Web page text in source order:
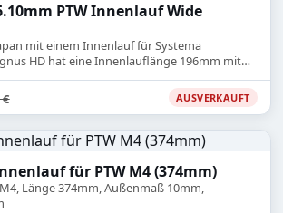
PTW Innenlauf Wide
mit einem Innenlauf für Systema
HD hat eine Innenlauflänge 196mm mit
€ AUSVERKAUFT
für PTW M4 (374mm)
Länge 374mm, Außenmaß 10mm,